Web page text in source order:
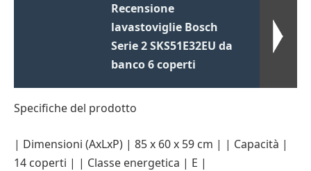
Recensione
lavastoviglie Bosch
Serie 2 SKS51E32EU da
banco 6 coperti
Specifiche del prodotto
| Dimensioni (AxLxP) | 85 x 60 x 59 cm | | Capacità |
14 coperti | | Classe energetica | E |